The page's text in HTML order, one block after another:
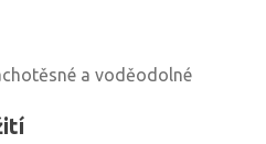
a voděodolné